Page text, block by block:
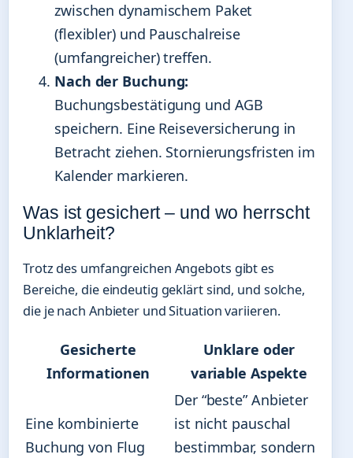
zwischen dynamischem Paket
(flexibler) und Pauschalreise
(umfangreicher) treffen.
Nach der Buchung:
Buchungsbestätigung und AGB
speichern. Eine Reiseversicherung in
Betracht ziehen. Stornierungsfristen im
Kalender markieren.
Was ist gesichert – und wo herrscht
Unklarheit?
Trotz des umfangreichen Angebots gibt es
Bereiche, die eindeutig geklärt sind, und solche,
die je nach Anbieter und Situation variieren.
Gesicherte
Informationen
Unklare oder
variable Aspekte
Eine kombinierte
Buchung von Flug
Der “beste” Anbieter
ist nicht pauschal
bestimmbar, sondern